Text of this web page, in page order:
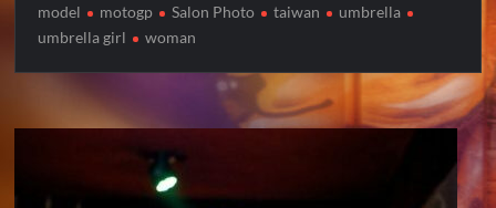
model
motogp Salon Photo taiwan
umbrella
umbrella girl
woman